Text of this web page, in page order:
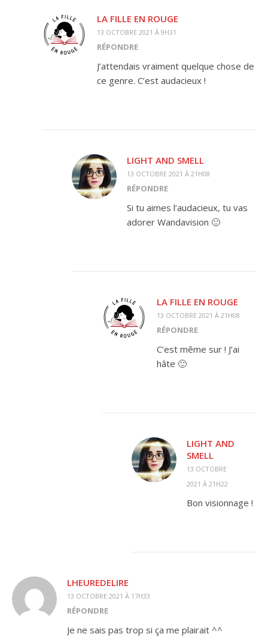
LA FILLE EN ROUGE
13 OCTOBRE 2021 À 9H31
RÉPONDRE
J’attendais vraiment quelque chose de
ce genre. C’est audacieux !
LIGHT AND SMELL
13 OCTOBRE 2021 À 21H08
RÉPONDRE
Si tu aimes l’audacieux, tu vas
adorer Wandavision 🙂
LA FILLE EN ROUGE
13 OCTOBRE 2021 À 21H08
RÉPONDRE
C’est même sur ! J’ai
hâte 🙂
LIGHT AND
SMELL
13 OCTOBRE
2021 À 21H22
Bon visionnage !
LHEUREDELIRE
13 OCTOBRE 2021 À 17H33
RÉPONDRE
Je ne sais pas trop si ça me plairait ^^